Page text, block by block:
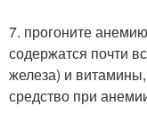
7. прогоните
содержатся почти
железа) и
средство при